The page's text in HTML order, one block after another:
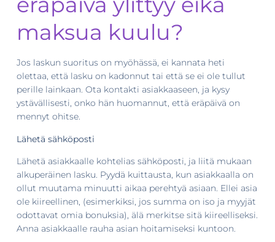
maksua kuulu?
Jos laskun suoritus on myöhässä, ei kannata heti
olettaa, että lasku on kadonnut tai että se ei ole tullut
perille lainkaan. Ota kontakti asiakkaaseen, ja kysy
ystävällisesti, onko hän huomannut, että eräpäivä on
mennyt ohitse.
Lähetä sähköposti
Lähetä asiakkaalle kohtelias sähköposti, ja liitä mukaan
alkuperäinen lasku. Pyydä kuittausta, kun asiakkaalla on
ollut muutama minuutti aikaa perehtyä asiaan. Ellei asia
ole kiireellinen, (esimerkiksi, jos summa on iso ja myyjät
odottavat omia bonuksia), älä merkitse sitä kiireelliseksi.
Anna asiakkaalle rauha asian hoitamiseksi kuntoon.